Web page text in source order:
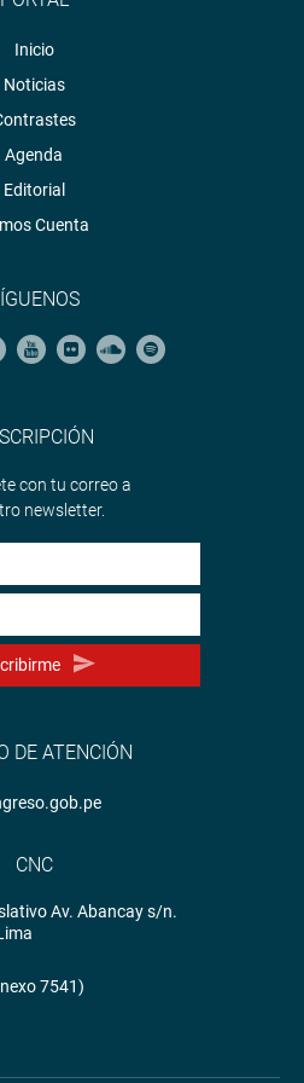
Interoceánica e impidió las
General de la
Inicio
Noticias
Agenda
Editorial
Cuenta
con tu correo a
newsletter.
DE ATENCIÓN
CNC
Av. Abancay s/n.
7541)